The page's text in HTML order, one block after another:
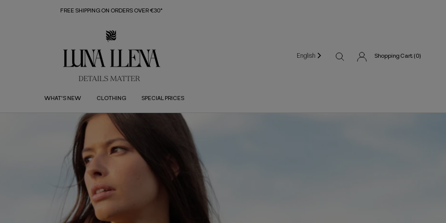
FREE SHIPPING ON ORDERS OVER €30*
WHAT'S NEW CLOTHING SPECIAL PRICES
English Shopping Cart (0)